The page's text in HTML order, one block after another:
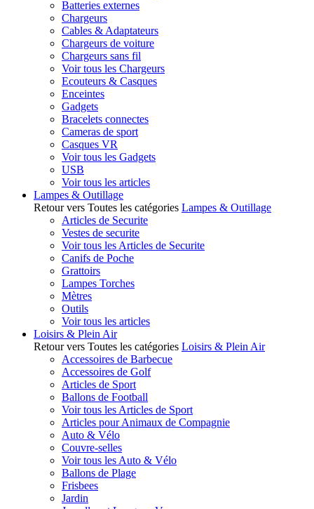
Batteries externes
Chargeurs
Cables & Adaptateurs
Chargeurs de voiture
Chargeurs sans fil
Voir tous les Chargeurs
Ecouteurs & Casques
Enceintes
Gadgets
Bracelets connectes
Cameras de sport
Casques VR
Voir tous les Gadgets
USB
Voir tous les articles
Lampes & Outillage
Retour vers Toutes les catégories Lampes & Outillage
Articles de Securite
Vestes de securite
Voir tous les Articles de Securite
Canifs de Poche
Grattoirs
Lampes Torches
Mètres
Outils
Voir tous les articles
Loisirs & Plein Air
Retour vers Toutes les catégories Loisirs & Plein Air
Accessoires de Barbecue
Accessoires de Golf
Articles de Sport
Ballons de Football
Voir tous les Articles de Sport
Articles pour Animaux de Compagnie
Auto & Vélo
Couvre-selles
Voir tous les Auto & Vélo
Ballons de Plage
Frisbees
Jardin